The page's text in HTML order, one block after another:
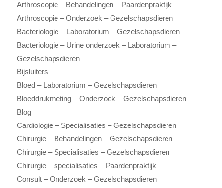
Arthroscopie – Behandelingen – Paardenpraktijk
Arthroscopie – Onderzoek – Gezelschapsdieren
Bacteriologie – Laboratorium – Gezelschapsdieren
Bacteriologie – Urine onderzoek – Laboratorium –
Gezelschapsdieren
Bijsluiters
Bloed – Laboratorium – Gezelschapsdieren
Bloeddrukmeting – Onderzoek – Gezelschapsdieren
Blog
Cardiologie – Specialisaties – Gezelschapsdieren
Chirurgie – Behandelingen – Gezelschapsdieren
Chirurgie – Specialisaties – Gezelschapsdieren
Chirurgie – specialisaties – Paardenpraktijk
Consult – Onderzoek – Gezelschapsdieren